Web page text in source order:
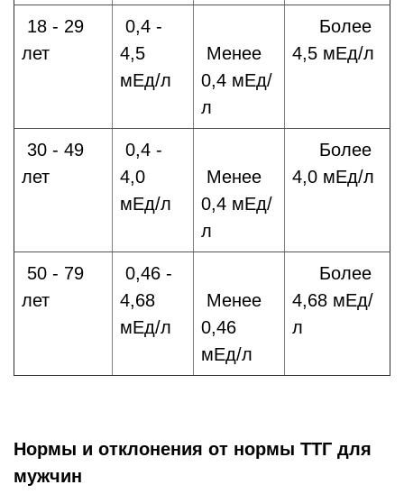
18 - 29
лет
0,4 -
4,5
мЕд/л
Менее
0,4 мЕд/
л
Более
4,5 мЕд/л
30 - 49
лет
0,4 -
4,0
мЕд/л
Менее
0,4 мЕд/
л
Более
4,0 мЕд/л
50 - 79
лет
0,46 -
4,68
мЕд/л
Менее
0,46
мЕд/л
Более
4,68 мЕд/
л
Нормы и отклонения от нормы ТТГ для
мужчин